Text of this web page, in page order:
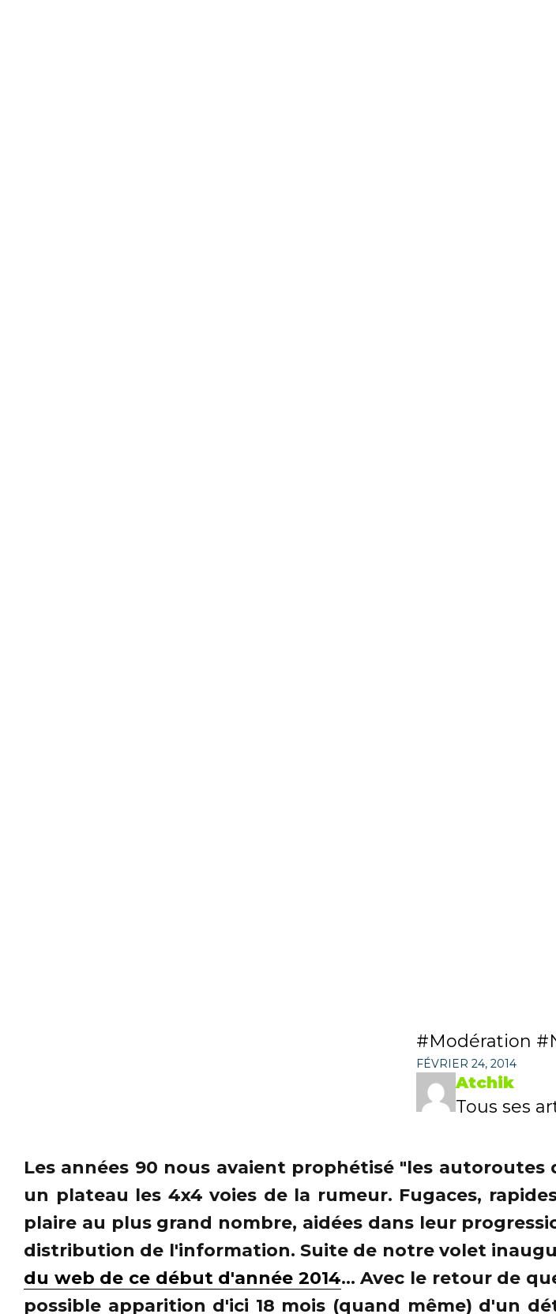
Modération
FÉVRIER 24, 2014
Atchik
Tous ses
Les années 90 nous avaient prophétisé "les
un plateau les 4x4 voies de la rumeur. Fugaces,
plaire au plus grand nombre, aidées dans leur
distribution de l'information. Suite de notre volet
du web de ce début d'année 2014... Avec le retour de
possible apparition d'ici 18 mois (quand même) d'un